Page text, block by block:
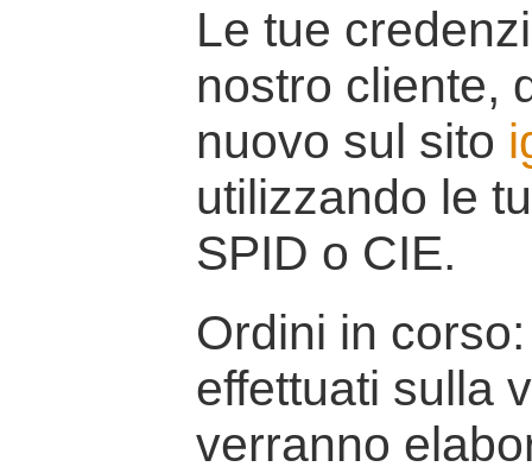
Le tue
nostro cliente,
nuovo sul sito
utilizzando le
SPID o CIE.
Ordini in
effettuati sulla
verranno